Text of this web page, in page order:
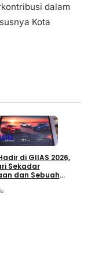
dalam
Kota
di GIIAS 2026,
Sekadar
dan Sebuah